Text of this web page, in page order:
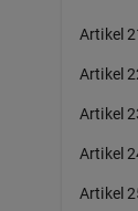
Artikel
Artikel
Artikel
Artikel
Artikel